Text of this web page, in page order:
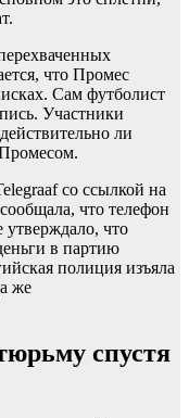
что Промес
Сам футболист
Участники
ли
со ссылкой на
что телефон
что
в партию
полиция изъяла
же
спустя